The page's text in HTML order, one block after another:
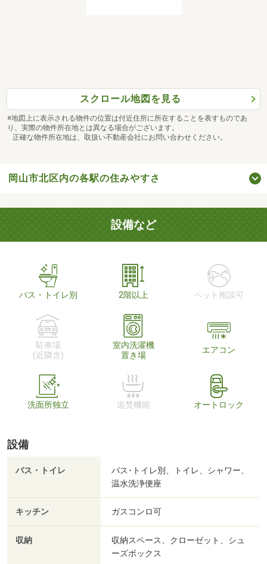
スクロール地図を見る
※地図上に表示される物件の位置は付近住所に所在することを表すものであ
り、実際の物件所在地とは異なる場合がございます。
正確な物件所在地は、取扱い不動産会社にお問い合わせください。
岡山市北区内の各駅の住みやすさ
設備など
バス・トイレ別 2階以上 ペット相談可
駐車場
(近隣含)
室内洗濯機
置き場
エアコン
洗面所独立 追焚機能 オートロック
設備
バス・トイレ
バス･トイレ別、トイレ、シャワー、
温水洗浄便座
キッチン ガスコンロ可
収納
収納スペース、クローゼット、シュ
ーズボックス